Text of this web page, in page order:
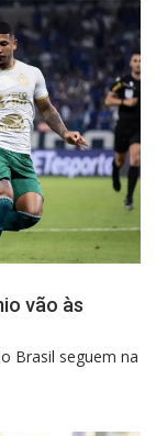
vão às
Brasil seguem na